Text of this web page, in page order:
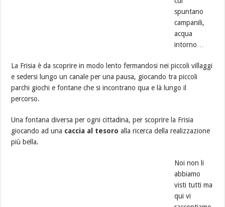
spuntano
campanili,
acqua
intorno…
La Frisia è da scoprire in modo lento fermandosi nei piccoli villaggi
e sedersi lungo un canale per una pausa, giocando tra piccoli
parchi giochi e fontane che si incontrano qua e là lungo il
percorso.
Una fontana diversa per ogni cittadina, per scoprire la Frisia
giocando ad una caccia al tesoro alla ricerca della realizzazione
più bella.
Noi non li
abbiamo
visti tutti ma
qui vi